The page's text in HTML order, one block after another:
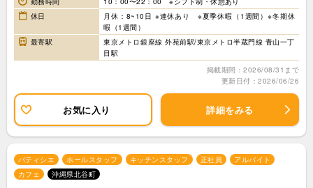
休日
月休：8~10日 ※連休あり ※夏季休暇（1週間）※冬期休
暇（1週間）
最寄駅
東京メトロ銀座線 外苑前駅/東京メトロ半蔵門線 青山一丁
目駅
掲載期間：2026/08/31まで
更新日付：2026/06/26
お気に入り 詳細をみる
パティシエ ホールスタッフ キッチンスタッフ 正社員
アルバイト
カフェ
沖縄県北谷町